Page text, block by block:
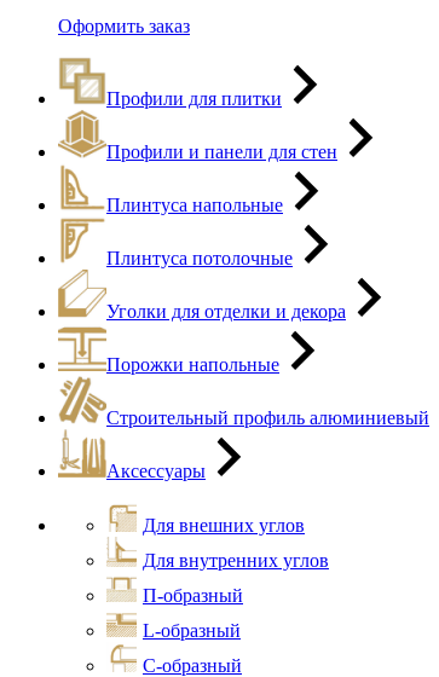
Оформить заказ
Профили для плитки
Профили и панели для стен
Плинтуса напольные
Плинтуса потолочные
Уголки для отделки и декора
Порожки напольные
Строительный профиль алюминиевый
Аксессуары
Для внешних углов
Для внутренних углов
П-образный
L-образный
С-образный